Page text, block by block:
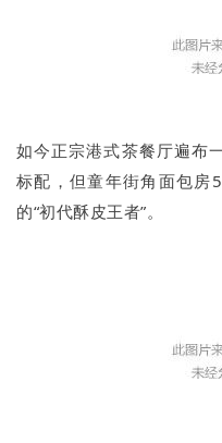
如今正宗港式茶餐厅遍布
标配，但童年街角面包房
的“初代酥皮王者”。